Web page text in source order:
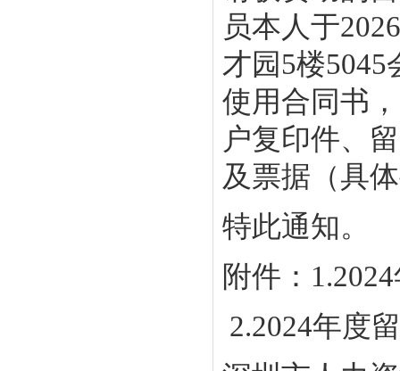
员本人于
才园5楼
使用合同书
户复印件、
及票据（具
特此通知。
附件：
2.2024年度